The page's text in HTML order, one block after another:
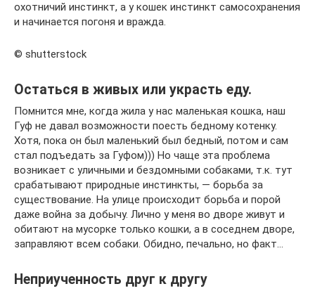
охотничий инстинкт, а у кошек инстинкт самосохранения
и начинается погоня и вражда.
© shutterstock
Остаться в живых или украсть еду.
Помнится мне, когда жила у нас маленькая кошка, наш
Гуф не давал возможности поесть бедному котенку.
Хотя, пока он был маленький был бедный, потом и сам
стал подъедать за Гуфом))) Но чаще эта проблема
возникает с уличными и бездомными собаками, т.к. тут
срабатывают природные инстинкты, — борьба за
существование. На улице происходит борьба и порой
даже война за добычу. Лично у меня во дворе живут и
обитают на мусорке только кошки, а в соседнем дворе,
заправляют всем собаки. Обидно, печально, но факт…
Неприученность друг к другу